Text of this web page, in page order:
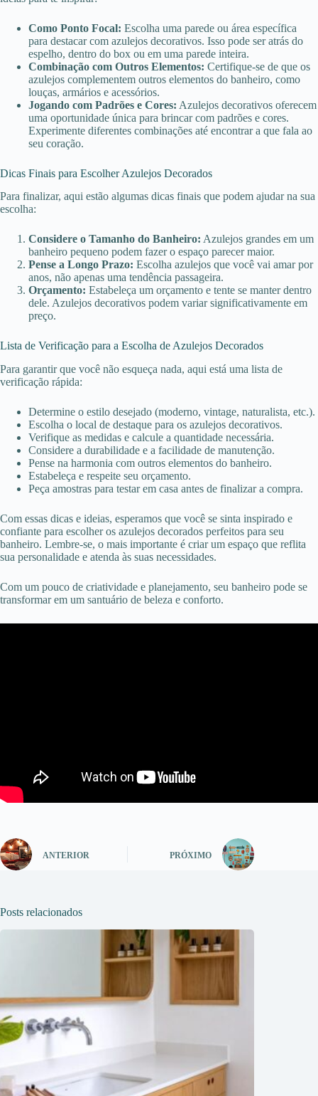
Como Ponto Focal: Escolha uma parede ou área específica
para destacar com azulejos decorativos. Isso pode ser atrás do
espelho, dentro do box ou em uma parede inteira.
Combinação com Outros Elementos: Certifique-se de que os
azulejos complementem outros elementos do banheiro, como
louças, armários e acessórios.
Jogando com Padrões e Cores: Azulejos decorativos oferecem
uma oportunidade única para brincar com padrões e cores.
Experimente diferentes combinações até encontrar a que fala ao
seu coração.
Dicas Finais para Escolher Azulejos Decorados
Para finalizar, aqui estão algumas dicas finais que podem ajudar na sua
escolha:
Considere o Tamanho do Banheiro: Azulejos grandes em um
banheiro pequeno podem fazer o espaço parecer maior.
Pense a Longo Prazo: Escolha azulejos que você vai amar por
anos, não apenas uma tendência passageira.
Orçamento: Estabeleça um orçamento e tente se manter dentro
dele. Azulejos decorativos podem variar significativamente em
preço.
Lista de Verificação para a Escolha de Azulejos Decorados
Para garantir que você não esqueça nada, aqui está uma lista de
verificação rápida:
Determine o estilo desejado (moderno, vintage, naturalista, etc.).
Escolha o local de destaque para os azulejos decorativos.
Verifique as medidas e calcule a quantidade necessária.
Considere a durabilidade e a facilidade de manutenção.
Pense na harmonia com outros elementos do banheiro.
Estabeleça e respeite seu orçamento.
Peça amostras para testar em casa antes de finalizar a compra.
Com essas dicas e ideias, esperamos que você se sinta inspirado e
confiante para escolher os azulejos decorados perfeitos para seu
banheiro. Lembre-se, o mais importante é criar um espaço que reflita
sua personalidade e atenda às suas necessidades.
Com um pouco de criatividade e planejamento, seu banheiro pode se
transformar em um santuário de beleza e conforto.
ANTERIOR PRÓXIMO
Posts relacionados